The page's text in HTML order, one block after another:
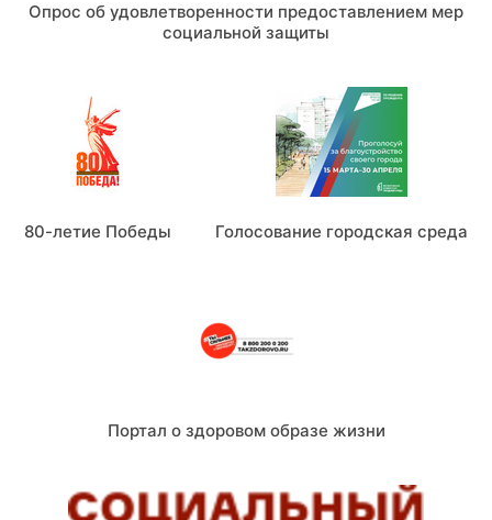
Опрос об удовлетворенности предоставлением мер
социальной защиты
80-летие Победы Голосование городская среда
Портал о здоровом образе жизни